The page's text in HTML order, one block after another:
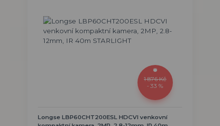
1 876 Kč
- 33 %
Longse LBP60CHT200ESL HDCVI venkovní